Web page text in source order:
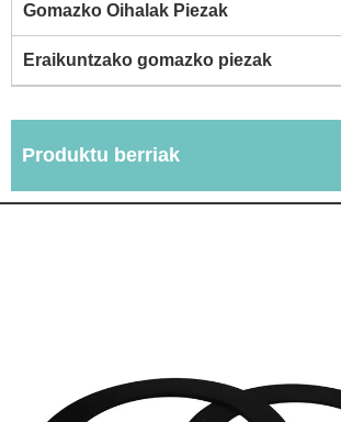
Gomazko Oihalak Piezak
Eraikuntzako gomazko piezak
Produktu berriak